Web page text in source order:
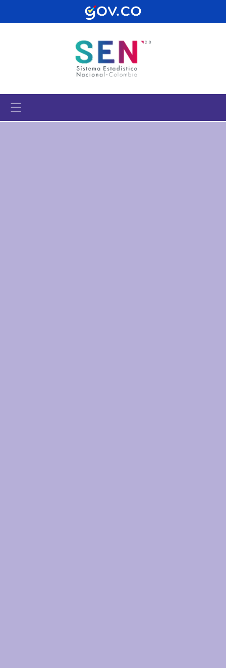
Pasar al contenido principal